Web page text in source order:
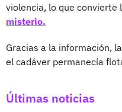
violencia, lo que convierte
misterio.
Gracias a la información,
el cadáver permanecía
Últimas noticias